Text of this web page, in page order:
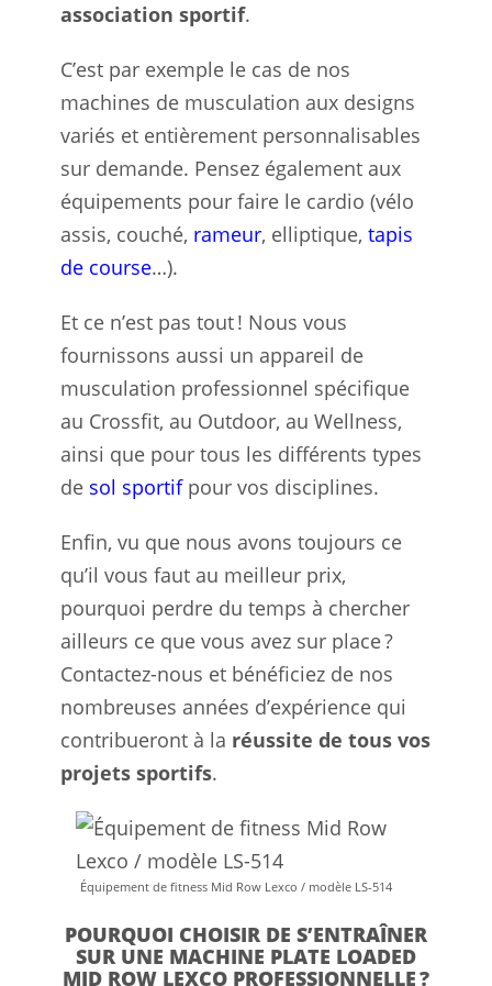
association sportif.
C’est par exemple le cas de nos
machines de musculation aux designs
variés et entièrement personnalisables
sur demande. Pensez également aux
équipements pour faire le cardio (vélo
assis, couché, rameur, elliptique, tapis
de course…).
Et ce n’est pas tout ! Nous vous
fournissons aussi un appareil de
musculation professionnel spécifique
au Crossfit, au Outdoor, au Wellness,
ainsi que pour tous les différents types
de sol sportifpour vos disciplines.
Enfin, vu que nous avons toujours ce
qu’il vous faut au meilleur prix,
pourquoi perdre du temps à chercher
ailleurs ce que vous avez sur place ?
Contactez-nous et bénéficiez de nos
nombreuses années d’expérience qui
contribueront à la réussite de tous vos
projets sportifs.
Équipement de fitness Mid Row Lexco / modèle LS-514
POURQUOI CHOISIR DE S’ENTRAÎNER
SUR UNE MACHINE PLATE LOADED
MID ROW LEXCO PROFESSIONNELLE ?